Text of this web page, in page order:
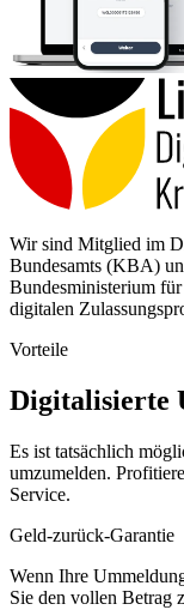
Wir sind Mitglied im
Bundesamts (KBA)
Bundesministerium
digitalen
Vorteile
Digitalisierte
Es ist tatsächlich
umzumelden.
Service.
Geld-zurück-Garantie
Wenn Ihre
Sie den vollen Betrag